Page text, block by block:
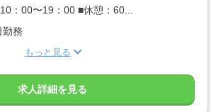
：00〜19：00 ■休憩：60...
勤務
もっと見る
求人詳細を見る